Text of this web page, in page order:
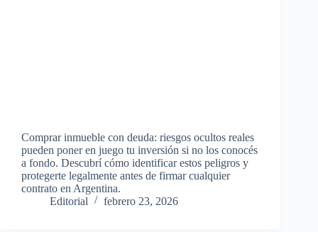
Comprar inmueble con deuda: riesgos ocultos reales
pueden poner en juego tu inversión si no los conocés
a fondo. Descubrí cómo identificar estos peligros y
protegerte legalmente antes de firmar cualquier
contrato en Argentina.
Editorial
febrero 23, 2026